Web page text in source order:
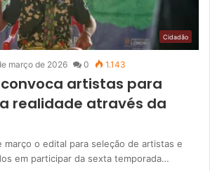
Cidadão
março de 2026 0 1.143
convoca artistas para
realidade através da
março o edital para seleção de artistas e
em participar da sexta temporada…